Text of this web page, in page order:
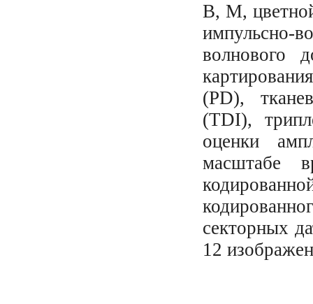
B, M,
волнового
(PD),
(TDI),
оценки
масштабе
секторных
12